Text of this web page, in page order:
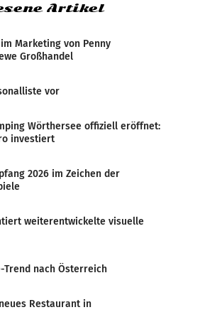
Artikel
Marketing von Penny
Großhandel
vor
Wörthersee offiziell eröffnet:
investiert
2026 im Zeichen der
weiterentwickelte visuelle
Trend nach Österreich
Restaurant in